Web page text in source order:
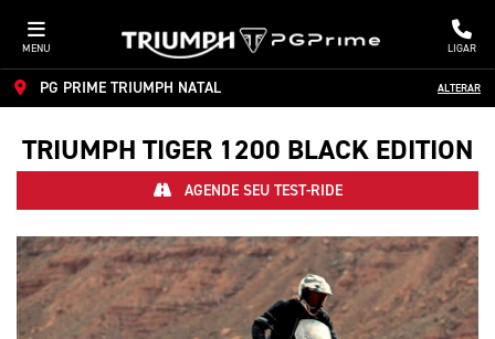
MENU LIGAR
PG PRIME TRIUMPH NATAL ALTERAR
TRIUMPH TIGER 1200 BLACK EDITION
AGENDE SEU TEST-RIDE